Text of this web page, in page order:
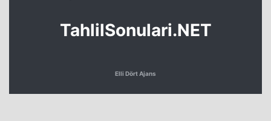
TahlilSonulari.NET
Elli Dört Ajans